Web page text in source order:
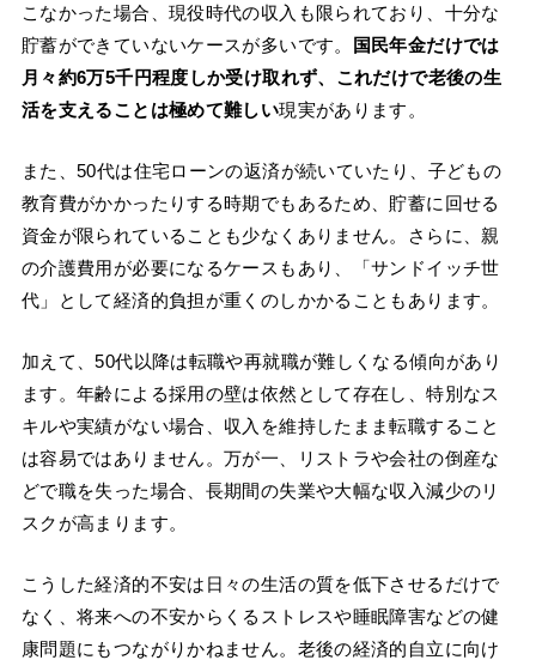
こなかった場合、現役時代の収入も限られており、十分な
貯蓄ができていないケースが多いです。
国民年金だけでは
月々約6万5千円程度しか受け取れず、これだけで老後の生
活を支えることは極めて難しい現実があります。
また、50代は住宅ローンの返済が続いていたり、子どもの
教育費がかかったりする時期でもあるため、貯蓄に回せる
資金が限られていることも少なくありません。さらに、親
の介護費用が必要になるケースもあり、「サンドイッチ世
代」として経済的負担が重くのしかかることもあります。
加えて、50代以降は転職や再就職が難しくなる傾向があり
ます。年齢による採用の壁は依然として存在し、特別なス
キルや実績がない場合、収入を維持したまま転職すること
は容易ではありません。万が一、リストラや会社の倒産な
どで職を失った場合、長期間の失業や大幅な収入減少のリ
スクが高まります。
こうした経済的不安は日々の生活の質を低下させるだけで
なく、将来への不安からくるストレスや睡眠障害などの健
康問題にもつながりかねません。老後の経済的自立に向け